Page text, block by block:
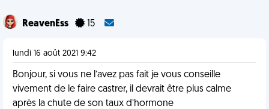
ReavenEss 15
lundi 16 août 2021 9:42
Bonjour, si vous ne l’avez pas fait je vous conseille
vivement de le faire castrer, il devrait être plus calme
après la chute de son taux d’hormone